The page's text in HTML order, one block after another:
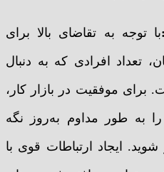
با توجه به تقاضای بالا برای
تعداد افرادی که به دنبال
برای موفقیت در بازار کار،
به طور مداوم به‌روز نگه
ایجاد ارتباطات قوی با